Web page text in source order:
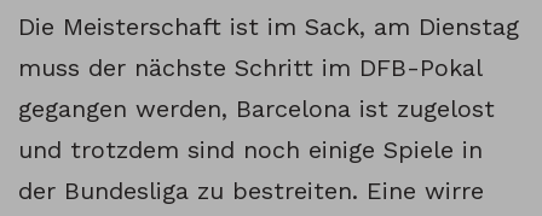
Die Meisterschaft ist im Sack, am Dienstag
muss der nächste Schritt im DFB-Pokal
gegangen werden, Barcelona ist zugelost
und trotzdem sind noch einige Spiele in
der Bundesliga zu bestreiten. Eine wirre